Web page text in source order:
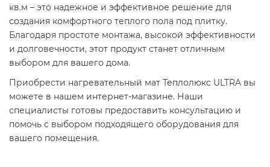
кв.м – это надежное и эффективное решение для
создания комфортного теплого пола под плитку.
Благодаря простоте монтажа, высокой эффективности
и долговечности, этот продукт станет отличным
выбором для вашего дома.​
Приобрести нагревательный мат Теплолюкс ULTRA вы
можете в нашем интернет-магазине. Наши
специалисты готовы предоставить консультацию и
помочь с выбором подходящего оборудования для
вашего помещения.